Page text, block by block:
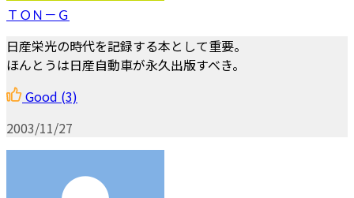
ＴＯＮ－Ｇ
日産栄光の時代を記録する本として重要。
ほんとうは日産自動車が永久出版すべき。
Good (3)
2003/11/27